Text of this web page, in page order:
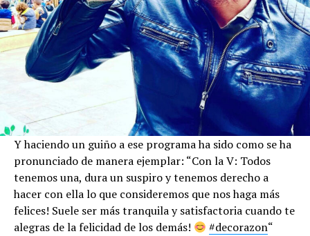
Y haciendo un guiño a ese programa ha sido como se ha
pronunciado de manera ejemplar: “Con la V: Todos
tenemos una, dura un suspiro y tenemos derecho a
hacer con ella lo que consideremos que nos haga más
felices! Suele ser más tranquila y satisfactoria cuando te
alegras de la felicidad de los demás!
#decorazon“